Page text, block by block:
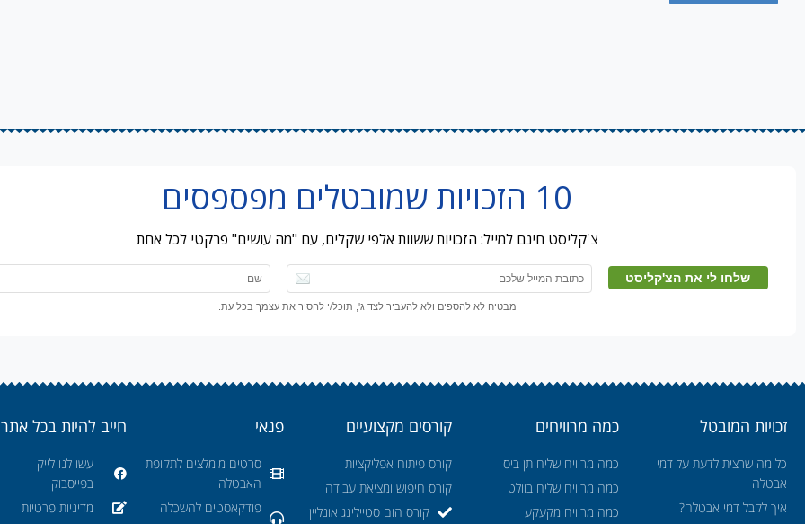
10 הזכויות שמובטלים מפספסים
צ'קליסט חינם למייל: הזכויות ששוות אלפי שקלים, עם "מה עושים" פרקטי לכל אחת
מבטיח לא להספים ולא להעביר לצד ג', תוכל/י להסיר את עצמך בכל עת.
זכויות המובטל
כל מה שרצית לדעת על דמי
אבטלה
איך לקבל דמי אבטלה?
כמה מרוויחים
כמה מרוויח שליח תן ביס
כמה מרוויח שליח בוולט
כמה מרוויח מקעקע
קורסים מקצועיים
קורס פיתוח אפליקציות
קורס חיפוש ומציאת עבודה
קורס הום סטיילינג אונליין
פנאי
סרטים מומלצים לתקופת
האבטלה
פודקאסטים להשכלה
חייב להיות בכל אתר
עשו לנו לייק
בפייסבוק
מדיניות פרטיות